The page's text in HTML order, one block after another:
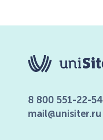
8 800 551-22-54
mail@unisiter.ru